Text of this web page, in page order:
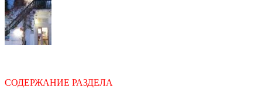
СОДЕРЖАНИЕ РАЗДЕЛА